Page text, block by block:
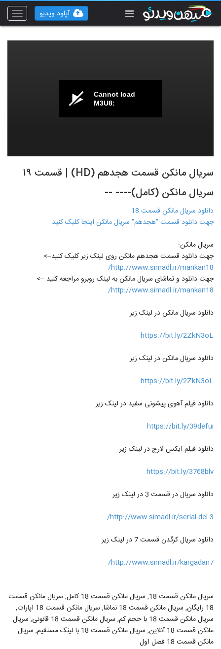
Toggle
آپلود ویدیو
Cannot load
M3U8:
سریال مانکن قسمت هجدهم (HD) | قسمت ۱۹
سریال مانکن (کامل)---- --
دانلود سریال مانکن قسمت 18
جهت دانلود قسمت "هجدهم" سریال مانکن اینجا کلیک کنید
سریال مانکن:
جهت دانلود قسمت هجدهم مانکن روی لینک زیر کلیک کنید-->
http://www.simadl.ir/mankan18/
جهت دانلود و تماشای سریال مانکن به لینک روبرو مراجعه کنید -->
http://www.simadl.ir/mankan18/
دانلود سریال مانکن در لینک زیر
https://bit.ly/2ZkN3oL
دانلود سریال مانکن در لینک زیر
https://bit.ly/2ZkN3oL
دانلود فیلم آهوی پیشونی سفید در لینک زیر
https://bit.ly/39defui
دانلود فیلم ایکس لارج در لینک زیر
https://bit.ly/3768blv
دانلود سریال در قسمت 3 در لینک زیر
http://www.simadl.ir/serial-del-3/
دانلود سریال کرگدن قسمت 7 در لینک زیر
http://www.simadl.ir/kargadan7/
سریال مانکن قسمت 18, سریال مانکن قسمت 18 کامل, سریال مانکن قسمت
18 رایگان, سریال مانکن قسمت 18 نماشا, سریال مانکن قسمت 18 اپارات,
سریال مانکن قسمت 18 با حجم کم, سریال مانکن قسمت 18 قانونی, سریال
مانکن قسمت 18 آنلاین, سریال مانکن قسمت 18 با لینک مستقیم, سریال
مانکن قسمت 18 فصل اول